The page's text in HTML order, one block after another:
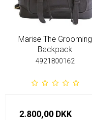
Marise The Grooming
Backpack
4921800162
2.800,00 DKK